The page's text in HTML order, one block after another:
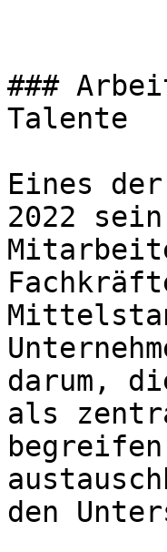
###
Talente
Eines
2022
darum,
als
den